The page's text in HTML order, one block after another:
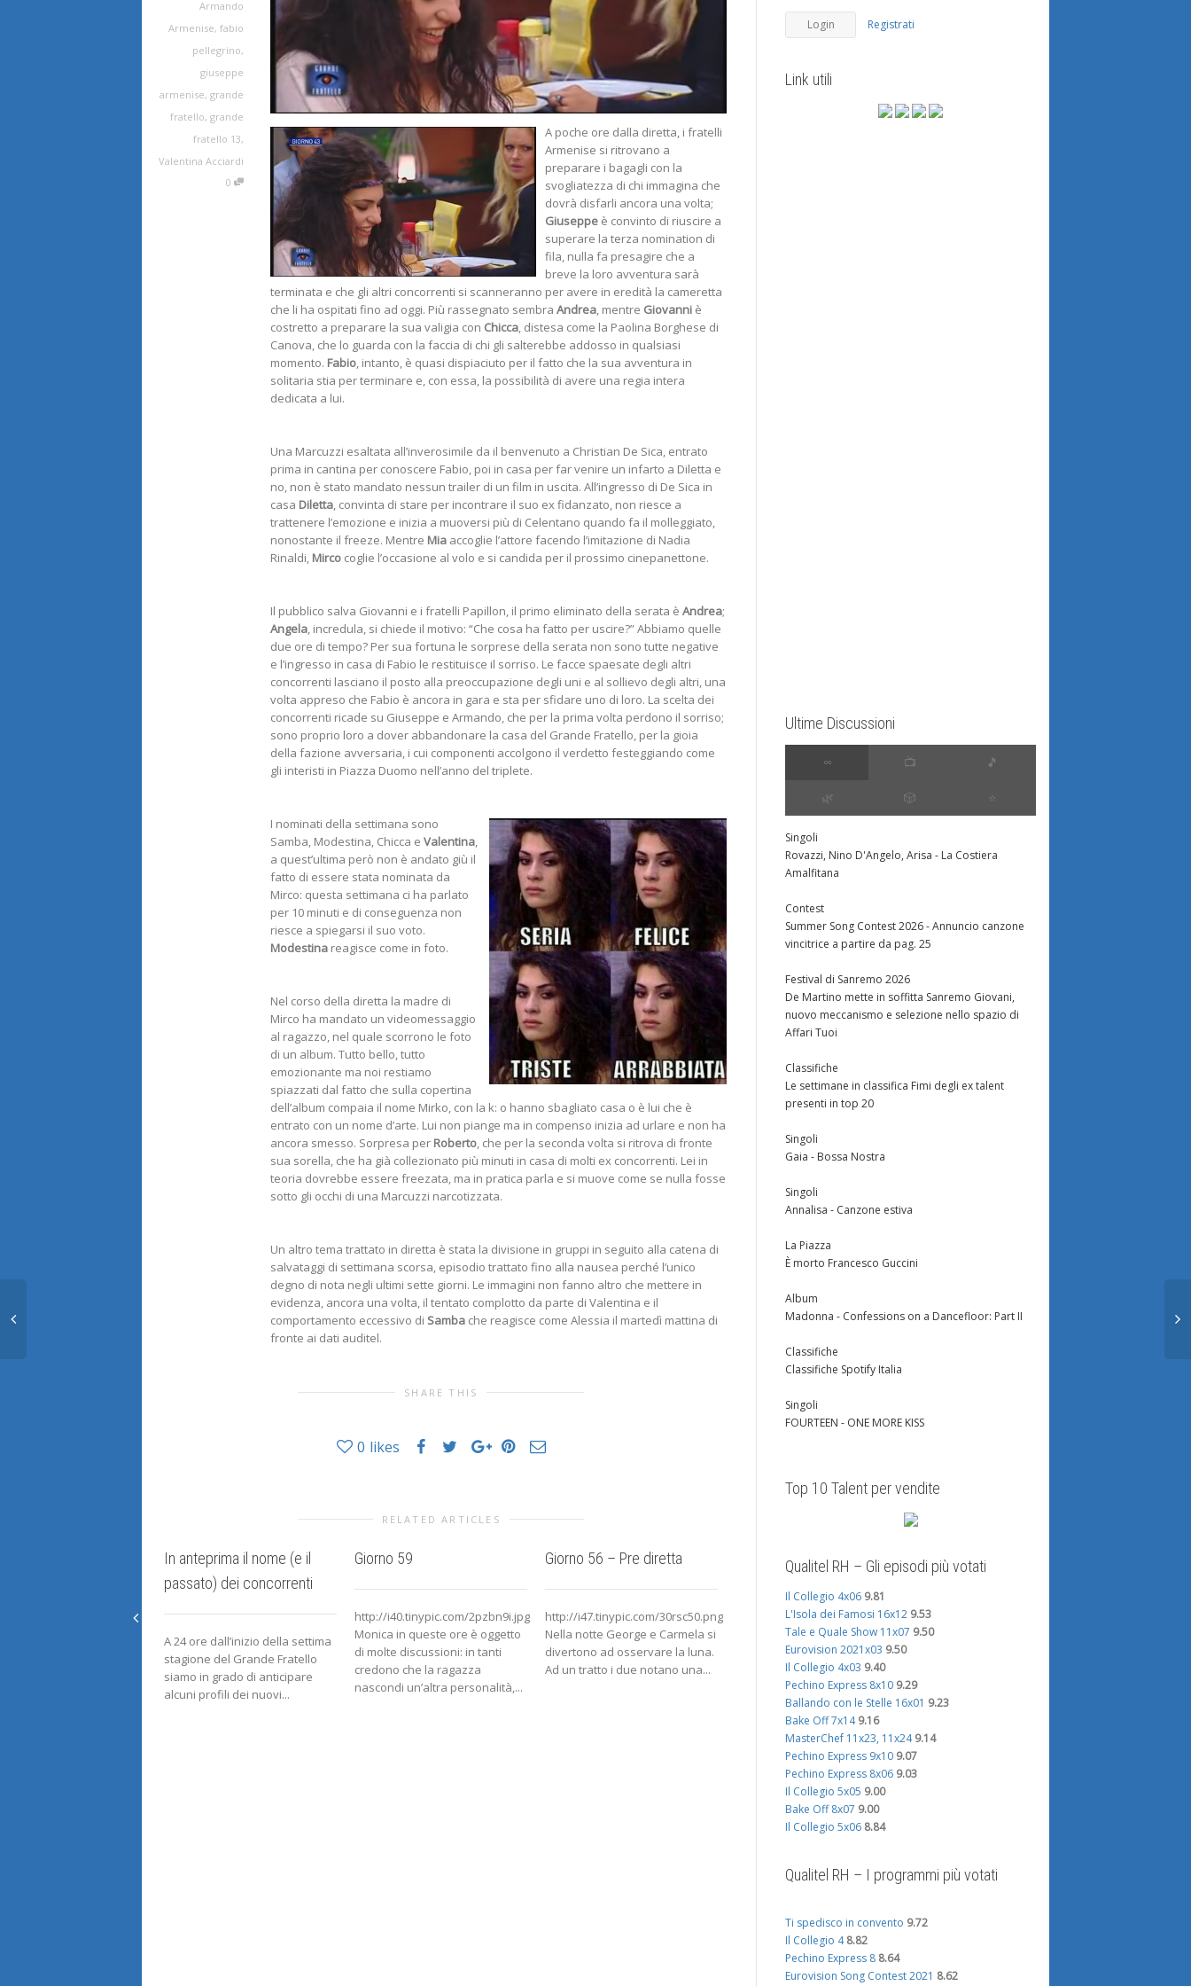
Armando
Armenise, fabio
pellegrino,
giuseppe
armenise, grande
fratello, grande
fratello 13,
Valentina Acciardi
0
A poche ore dalla diretta, i fratelli
Armenise si ritrovano a
preparare i bagagli con la
svogliatezza di chi immagina che
dovrà disfarli ancora una volta;
Giuseppe è convinto di riuscire a
superare la terza nomination di
fila, nulla fa presagire che a
breve la loro avventura sarà
terminata e che gli altri concorrenti si scanneranno per avere in eredità la cameretta
che li ha ospitati fino ad oggi. Più rassegnato sembra Andrea, mentre Giovanni è
costretto a preparare la sua valigia con Chicca, distesa come la Paolina Borghese di
Canova, che lo guarda con la faccia di chi gli salterebbe addosso in qualsiasi
momento. Fabio, intanto, è quasi dispiaciuto per il fatto che la sua avventura in
solitaria stia per terminare e, con essa, la possibilità di avere una regia intera
dedicata a lui.
Una Marcuzzi esaltata all’inverosimile da il benvenuto a Christian De Sica, entrato
prima in cantina per conoscere Fabio, poi in casa per far venire un infarto a Diletta e
no, non è stato mandato nessun trailer di un film in uscita. All’ingresso di De Sica in
casa Diletta, convinta di stare per incontrare il suo ex fidanzato, non riesce a
trattenere l’emozione e inizia a muoversi più di Celentano quando fa il molleggiato,
nonostante il freeze. Mentre Mia accoglie l’attore facendo l’imitazione di Nadia
Rinaldi, Mirco coglie l’occasione al volo e si candida per il prossimo cinepanettone.
Il pubblico salva Giovanni e i fratelli Papillon, il primo eliminato della serata è Andrea;
Angela, incredula, si chiede il motivo: “Che cosa ha fatto per uscire?” Abbiamo quelle
due ore di tempo? Per sua fortuna le sorprese della serata non sono tutte negative
e l’ingresso in casa di Fabio le restituisce il sorriso. Le facce spaesate degli altri
concorrenti lasciano il posto alla preoccupazione degli uni e al sollievo degli altri, una
volta appreso che Fabio è ancora in gara e sta per sfidare uno di loro. La scelta dei
concorrenti ricade su Giuseppe e Armando, che per la prima volta perdono il sorriso;
sono proprio loro a dover abbandonare la casa del Grande Fratello, per la gioia
della fazione avversaria, i cui componenti accolgono il verdetto festeggiando come
gli interisti in Piazza Duomo nell’anno del triplete.
I nominati della settimana sono
Samba, Modestina, Chicca e Valentina,
a quest’ultima però non è andato giù il
fatto di essere stata nominata da
Mirco: questa settimana ci ha parlato
per 10 minuti e di conseguenza non
riesce a spiegarsi il suo voto.
Modestina reagisce come in foto.
Nel corso della diretta la madre di
Mirco ha mandato un videomessaggio
al ragazzo, nel quale scorrono le foto
di un album. Tutto bello, tutto
emozionante ma noi restiamo
spiazzati dal fatto che sulla copertina
dell’album compaia il nome Mirko, con la k: o hanno sbagliato casa o è lui che è
entrato con un nome d’arte. Lui non piange ma in compenso inizia ad urlare e non ha
ancora smesso. Sorpresa per Roberto, che per la seconda volta si ritrova di fronte
sua sorella, che ha già collezionato più minuti in casa di molti ex concorrenti. Lei in
teoria dovrebbe essere freezata, ma in pratica parla e si muove come se nulla fosse
sotto gli occhi di una Marcuzzi narcotizzata.
Un altro tema trattato in diretta è stata la divisione in gruppi in seguito alla catena di
salvataggi di settimana scorsa, episodio trattato fino alla nausea perché l’unico
degno di nota negli ultimi sette giorni. Le immagini non fanno altro che mettere in
evidenza, ancora una volta, il tentato complotto da parte di Valentina e il
comportamento eccessivo di Samba che reagisce come Alessia il martedì mattina di
fronte ai dati auditel.
SHARE THIS
0 likes
RELATED ARTICLES
In anteprima il nome (e il
passato) dei concorrenti
A 24 ore dall’inizio della settima
stagione del Grande Fratello
siamo in grado di anticipare
alcuni profili dei nuovi...
Giorno 59
http://i40.tinypic.com/2pzbn9i.jpg
Monica in queste ore è oggetto
di molte discussioni: in tanti
credono che la ragazza
nascondi un’altra personalità,...
Giorno 56 – Pre diretta
http://i47.tinypic.com/30rsc50.png
Nella notte George e Carmela si
divertono ad osservare la luna.
Ad un tratto i due notano una...
Eliminata Silvia, Mirko Sozio
http://img339.imageshack.us/img339/9375/mirkokc6.jpg
Dodicesima puntata del Grande
Fratello: la notizia più
interessante della prima
mezz’ora di puntata è che oggi
Giorno 141
http://static.fanpage.it/gossipfanpage/wp-
content/uploads/2011/03/Angelica-
dei pezzi della diretta di ieri....
Registrati
Link utili
Ultime Discussioni
∞ 📺 🎵
🌿 🎲 ⭐️
Singoli
Rovazzi, Nino D'Angelo, Arisa - La Costiera
Amalfitana
Contest
Summer Song Contest 2026 - Annuncio canzone
vincitrice a partire da pag. 25
Festival di Sanremo 2026
De Martino mette in soffitta Sanremo Giovani,
nuovo meccanismo e selezione nello spazio di
Affari Tuoi
Classifiche
Le settimane in classifica Fimi degli ex talent
presenti in top 20
Singoli
Gaia - Bossa Nostra
Singoli
Annalisa - Canzone estiva
La Piazza
È morto Francesco Guccini
Album
Madonna - Confessions on a Dancefloor: Part II
Classifiche
Classifiche Spotify Italia
Singoli
FOURTEEN - ONE MORE KISS
Top 10 Talent per vendite
Qualitel RH – Gli episodi più votati
Il Collegio 4x06 9.81
L'Isola dei Famosi 16x12 9.53
Tale e Quale Show 11x07 9.50
Eurovision 2021x03 9.50
Il Collegio 4x03 9.40
Pechino Express 8x10 9.29
Ballando con le Stelle 16x01 9.23
Bake Off 7x14 9.16
MasterChef 11x23, 11x24 9.14
Pechino Express 9x10 9.07
Pechino Express 8x06 9.03
Il Collegio 5x05 9.00
Bake Off 8x07 9.00
Il Collegio 5x06 8.84
Qualitel RH – I programmi più votati
Ti spedisco in convento 9.72
Il Collegio 4 8.82
Pechino Express 8 8.64
Eurovision Song Contest 2021 8.62